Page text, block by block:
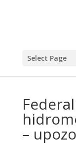
Select Page
–